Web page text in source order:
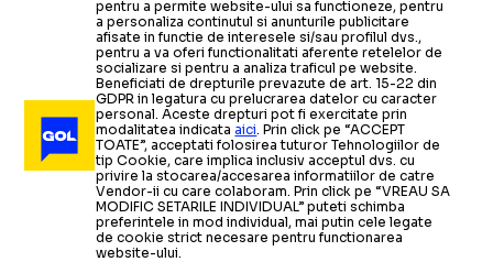
pentru a permite website-ului sa functioneze, pentru
a personaliza continutul si anunturile publicitare
afisate in functie de interesele si/sau profilul dvs.,
pentru a va oferi functionalitati aferente retelelor de
socializare si pentru a analiza traficul pe website.
Beneficiati de drepturile prevazute de art. 15-22 din
GDPR in legatura cu prelucrarea datelor cu caracter
personal. Aceste drepturi pot fi exercitate prin
modalitatea indicataaici. Prin click pe “ACCEPT
TOATE”, acceptati folosirea tuturor Tehnologiilor de
tip Cookie, care implica inclusiv acceptul dvs. cu
privire la stocarea/accesarea informatiilor de catre
Vendor-ii cu care colaboram. Prin click pe “VREAU SA
MODIFIC SETARILE INDIVIDUAL” puteti schimba
preferintele in mod individual, mai putin cele legate
de cookie strict necesare pentru functionarea
website-ului.